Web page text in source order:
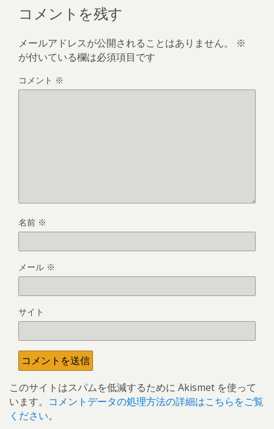
コメントを残す
メールアドレスが公開されることはありません。
※
が付いている欄は必須項目です
コメント ※
名前 ※
メール ※
サイト
このサイトはスパムを低減するために Akismet を使って
います。 コメントデータの処理方法の詳細はこちらをご覧
ください。